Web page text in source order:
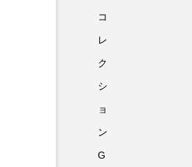
コ
レ
ク
シ
ョ
ン
G